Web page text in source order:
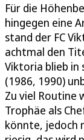
Für die
hingegen eine
stand der FC
achtmal den
Viktoria blieb in
(1986, 1990)
Zu viel Routine
Trophäe als
könnte, jedoch